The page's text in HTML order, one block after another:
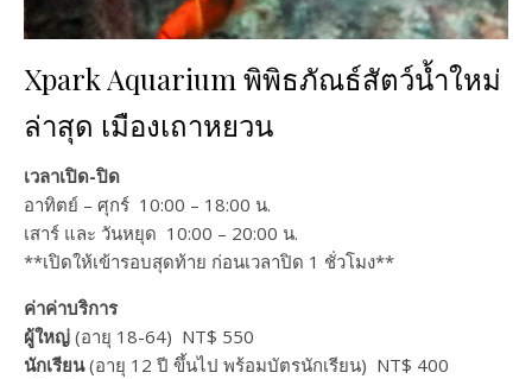
Xpark Aquarium พิพิธภัณธ์สัตว์น้ำใหม่
ล่าสุด เมืองเถาหยวน
เวลาเปิด-ปิด
อาทิตย์ – ศุกร์ 10:00 – 18:00 น.
เสาร์ และ วันหยุด 10:00 – 20:00 น.
**เปิดให้เข้ารอบสุดท้าย ก่อนเวลาปิด 1 ชั่วโมง**
ค่าค่าบริการ
ผู้ใหญ่ (อายุ 18-64) NT$ 550
นักเรียน(อายุ 12 ปี ขึ้นไป พร้อมบัตรนักเรียน) NT$ 400